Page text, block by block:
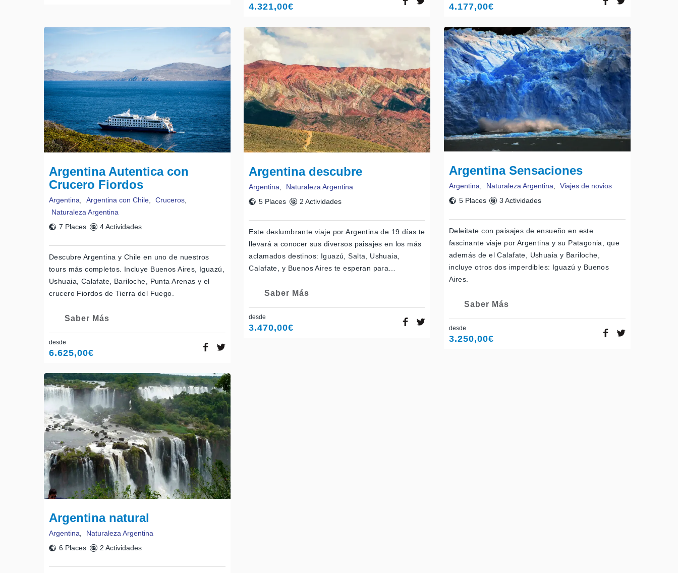
4.321,00€ 4.177,00€
Argentina Autentica con
Crucero Fiordos
Argentina Argentina con Chile Cruceros
Naturaleza Argentina
7 Places
4 Actividades
Descubre Argentina y Chile en uno de nuestros
tours más completos. Incluye Buenos Aires, Iguazú,
Ushuaia, Calafate, Bariloche, Punta Arenas y el
crucero Fiordos de Tierra del Fuego.
Saber Más
desde
6.625,00€
Argentina descubre
Argentina
Naturaleza Argentina
5 Places
2 Actividades
Este deslumbrante viaje por Argentina de 19 días te
llevará a conocer sus diversos paisajes en los más
aclamados destinos: Iguazú, Salta, Ushuaia,
Calafate, y Buenos Aires te esperan para…
Saber Más
desde
3.470,00€
Argentina Sensaciones
Argentina Naturaleza Argentina
Viajes de novios
5 Places
3 Actividades
Deleitate con paisajes de ensueño en este
fascinante viaje por Argentina y su Patagonia, que
además de el Calafate, Ushuaia y Bariloche,
incluye otros dos imperdibles: Iguazú y Buenos
Aires.
Saber Más
desde
3.250,00€
Argentina natural
Argentina
Naturaleza Argentina
6 Places
2 Actividades